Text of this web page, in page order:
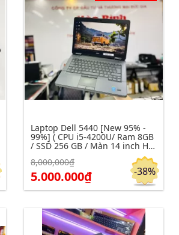
Click để xem chi tiết Đặt hàng
Laptop Dell 5440 [New 95% -
99%] ( CPU i5-4200U/ Ram 8GB
/ SSD 256 GB / Màn 14 inch HD
8,000,000₫
5.000.000₫ -38%